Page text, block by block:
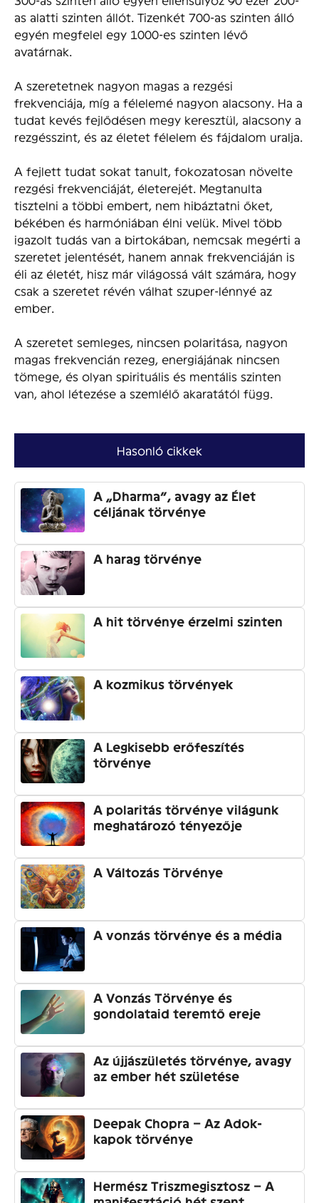
as alatti szinten állót. Tizenkét 700-as szinten álló
egyén megfelel egy 1000-es szinten lévő
avatárnak.
A szeretetnek nagyon magas a rezgési
frekvenciája, míg a félelemé nagyon alacsony. Ha a
tudat kevés fejlődésen megy keresztül, alacsony a
rezgésszint, és az életet félelem és fájdalom uralja.
A fejlett tudat sokat tanult, fokozatosan növelte
rezgési frekvenciáját, életerejét. Megtanulta
tisztelni a többi embert, nem hibáztatni őket,
békében és harmóniában élni velük. Mivel több
igazolt tudás van a birtokában, nemcsak megérti a
szeretet jelentését, hanem annak frekvenciáján is
éli az életét, hisz már világossá vált számára, hogy
csak a szeretet révén válhat szuper-lénnyé az
ember.
A szeretet semleges, nincsen polaritása, nagyon
magas frekvencián rezeg, energiájának nincsen
tömege, és olyan spirituális és mentális szinten
van, ahol létezése a szemlélő akaratától függ.
Hasonló cikkek
A „Dharma”, avagy az Élet
céljának törvénye
A harag törvénye
A hit törvénye érzelmi szinten
A kozmikus törvények
A Legkisebb erőfeszítés
törvénye
A polaritás törvénye világunk
meghatározó tényezője
A Változás Törvénye
A vonzás törvénye és a média
A Vonzás Törvénye és
gondolataid teremtő ereje
Az újjászületés törvénye, avagy
az ember hét születése
Deepak Chopra – Az Adok-
kapok törvénye
Hermész Triszmegisztosz – A